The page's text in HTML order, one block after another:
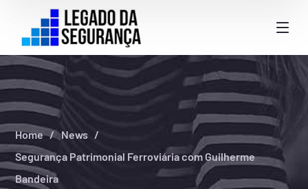
Home
News
Segurança Patrimonial Ferroviária com Guilherme
Bandeira